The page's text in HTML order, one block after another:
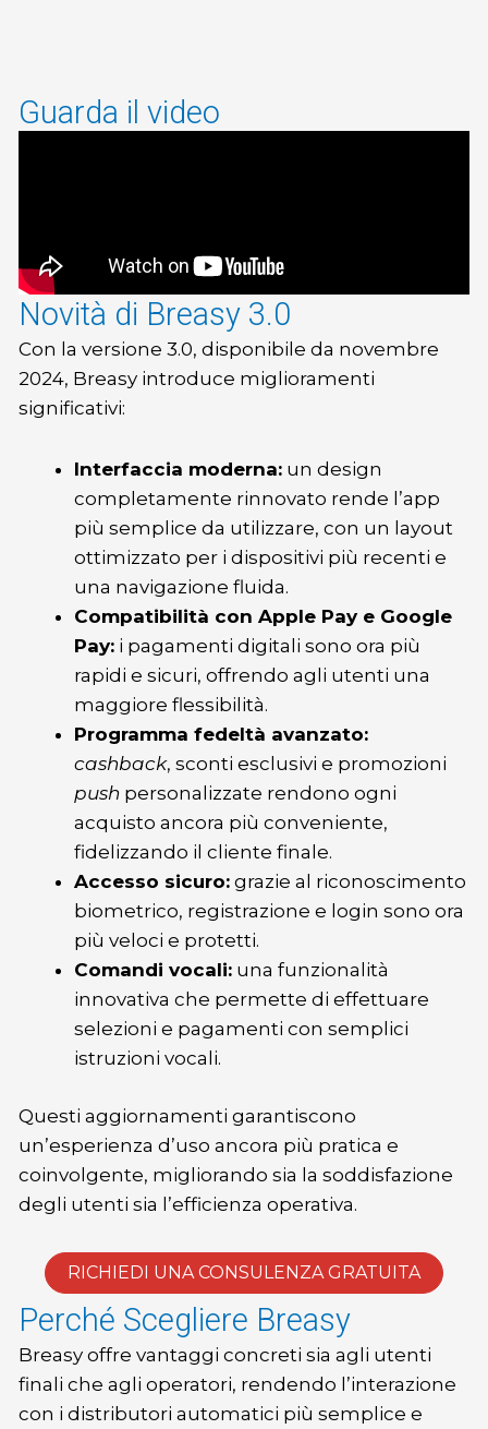
Guarda il video
Novità di Breasy 3.0
Con la versione 3.0, disponibile da novembre
2024, Breasy introduce miglioramenti
significativi:
Interfaccia moderna: un design
completamente rinnovato rende l’app
più semplice da utilizzare, con un layout
ottimizzato per i dispositivi più recenti e
una navigazione fluida.
Compatibilità con Apple Pay e Google
Pay: i pagamenti digitali sono ora più
rapidi e sicuri, offrendo agli utenti una
maggiore flessibilità.
Programma fedeltà avanzato:
cashback, sconti esclusivi e promozioni
push personalizzate rendono ogni
acquisto ancora più conveniente,
fidelizzando il cliente finale.
Accesso sicuro: grazie al riconoscimento
biometrico, registrazione e login sono ora
più veloci e protetti.
Comandi vocali: una funzionalità
innovativa che permette di effettuare
selezioni e pagamenti con semplici
istruzioni vocali.
Questi aggiornamenti garantiscono
un’esperienza d’uso ancora più pratica e
coinvolgente, migliorando sia la soddisfazione
degli utenti sia l’efficienza operativa.
RICHIEDI UNA CONSULENZA GRATUITA
Perché Scegliere Breasy
Breasy offre vantaggi concreti sia agli utenti
finali che agli operatori, rendendo l’interazione
con i distributori automatici più semplice e